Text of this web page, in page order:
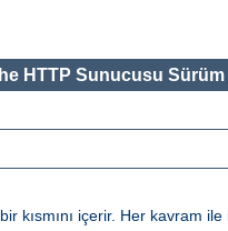
HTTP Sunucusu Sürüm
içerir. Her kavram ile